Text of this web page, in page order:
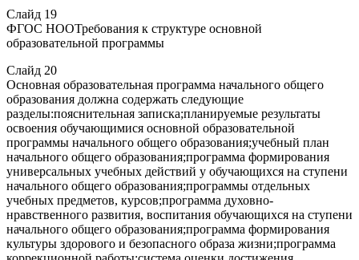
Слайд 19
ФГОС НООТребования к структуре основной
образовательной программы
Слайд 20
Основная образовательная программа начального общего
образования должна содержать следующие
разделы:пояснительная записка;планируемые результаты
освоения обучающимися основной образовательной
программы начального общего образования;учебный план
начального общего образования;программа формирования
универсальных учебных действий у обучающихся на ступени
начального общего образования;программы отдельных
учебных предметов, курсов;программа духовно-
нравственного развития, воспитания обучающихся на ступени
начального общего образования;программа формирования
культуры здорового и безопасного образа жизни;программа